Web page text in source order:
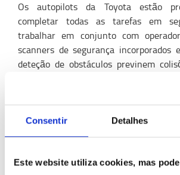
Consentir Detalhes
Este website utiliza cookies, mas
Os autopilots da Toyota estão
completar todas as tarefas em
trabalhar em conjunto com
scanners de segurança incorporados
deteção de obstáculos previnem
acordo com os obstáculos que
empilhadores. O sistema de
com sensores, scanners e monitores
garantir ainda mais o manuseamento
carga.